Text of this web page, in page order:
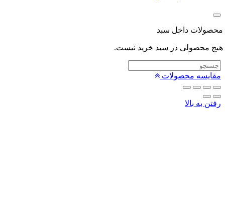
داخل سبد
در سبد خرید نیست.
محصولات
به بالا